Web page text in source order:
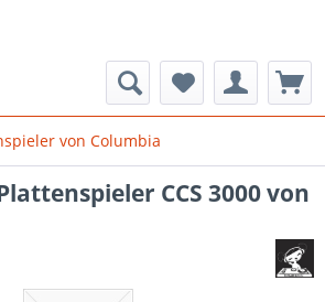
von Columbia
CCS 3000 von